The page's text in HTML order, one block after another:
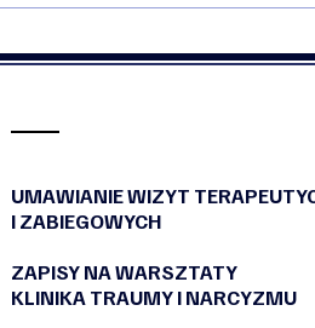
Traumie Straty i ałobie po
UMAWIANIE WIZYT
I ZABIEGOWYCH
ZAPISY NA WARSZTATY
KLINIKA TRAUMY I NARCYZMU